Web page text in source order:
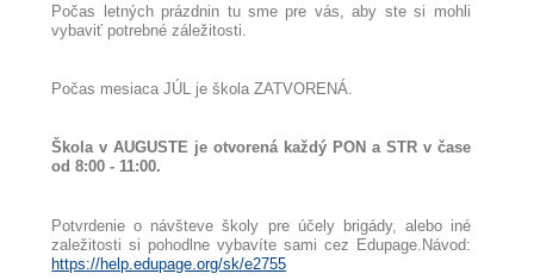
Počas letných prázdnin tu sme pre vás, aby ste si mohli
vybaviť potrebné záležitosti.
Počas mesiaca JÚL je škola ZATVORENÁ.
Škola v AUGUSTE je otvorená každý PON a STR v čase
od 8:00 - 11:00.
Potvrdenie o návšteve školy pre účely brigády, alebo iné
zaležitosti si pohodlne vybavíte sami cez Edupage. Návod:
https://help.edupage.org/sk/e2755